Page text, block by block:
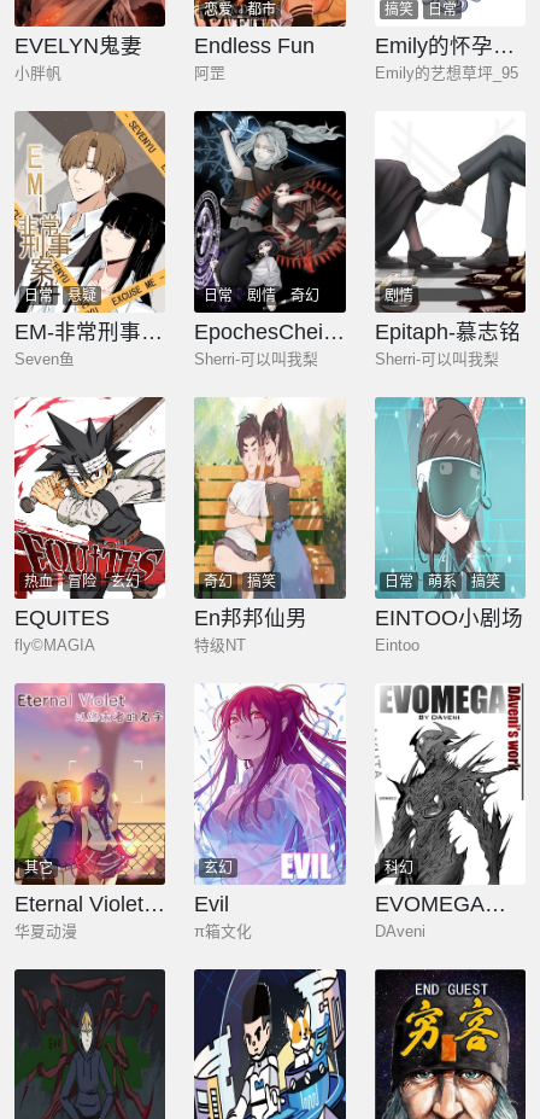
EVELYN鬼妻
小胖帆
恋爱 都市
Endless Fun
阿罡
搞笑 日常
Emily的怀孕记事
Emily的艺想草坪_95
日常 悬疑
EM-非常刑事案件
Seven鱼
日常 剧情 奇幻
EpochesCheimonas—四季·冬
Sherri-可以叫我梨
剧情
Epitaph-慕志铭
Sherri-可以叫我梨
热血 冒险 玄幻
EQUITES
fly©MAGIA
奇幻 搞笑
En邦邦仙男
特级NT
日常 萌系 搞笑
EINTOO小剧场
Eintoo
其它
Eternal Violet 以终末者的名字
华夏动漫
玄幻
Evil
π箱文化
科幻
EVOMEGA人工进化
DAveni